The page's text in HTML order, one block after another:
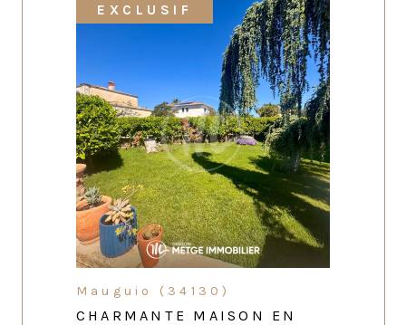
EXCLUSIF
Mauguio (34130)
CHARMANTE MAISON EN